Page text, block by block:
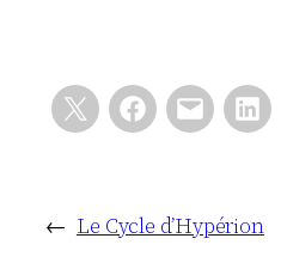
← Le Cycle d’Hypérion